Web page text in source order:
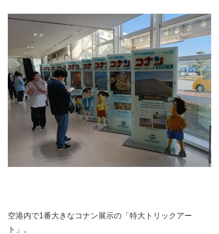
空港内で1番大きなコナン展示の「特大トリックアー
ト」。